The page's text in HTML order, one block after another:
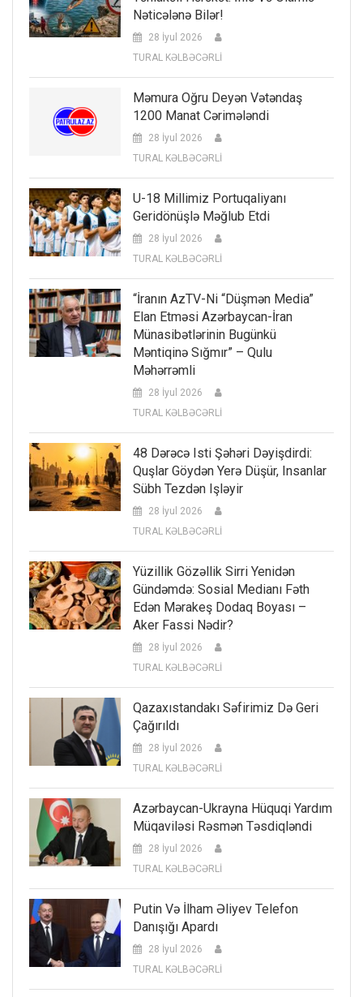
Nəticələnə Bilər!
28 İyul 2026
TURAL KƏLBƏCƏRLİ
Məmura Oğru Deyən Vətəndaş
1200 Manat Cərimələndi
28 İyul 2026
TURAL KƏLBƏCƏRLİ
U-18 Millimiz Portuqaliyanı
Geridönüşlə Məğlub Etdi
28 İyul 2026
TURAL KƏLBƏCƏRLİ
“İranın AzTV-Ni “düşmən Media”
Elan Etməsi Azərbaycan-İran
Münasibətlərinin Bugünkü
Məntiqinə Sığmır” – Qulu
Məhərrəmli
28 İyul 2026
TURAL KƏLBƏCƏRLİ
48 Dərəcə Isti Şəhəri Dəyişdirdi:
Quşlar Göydən Yerə Düşür, Insanlar
Sübh Tezdən Işləyir
28 İyul 2026
TURAL KƏLBƏCƏRLİ
Yüzillik Gözəllik Sirri Yenidən
Gündəmdə: Sosial Medianı Fəth
Edən Mərakeş Dodaq Boyası –
Aker Fassi Nədir?
28 İyul 2026
TURAL KƏLBƏCƏRLİ
Qazaxıstandakı Səfirimiz Də Geri
Çağırıldı
28 İyul 2026
TURAL KƏLBƏCƏRLİ
Azərbaycan-Ukrayna Hüquqi Yardım
Müqaviləsi Rəsmən Təsdiqləndi
28 İyul 2026
TURAL KƏLBƏCƏRLİ
Putin Və İlham Əliyev Telefon
Danışığı Apardı
28 İyul 2026
TURAL KƏLBƏCƏRLİ